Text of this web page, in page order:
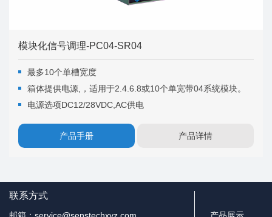
模块化信号调理-PC04-SR04
最多10个单槽宽度
箱体提供电源,，适用于2.4.6.8或10个单宽带04系统模块。
电源选项DC12/28VDC,AC供电
产品手册 产品详情
联系方式
邮箱：service@senstechxyz.com 产品展示